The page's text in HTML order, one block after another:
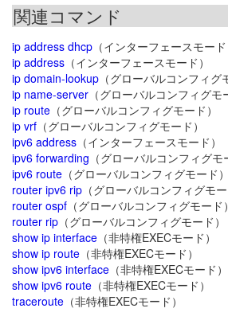
関連コマンド
ip address dhcp （インターフェースモード
ip address （インターフェースモード）
ip domain-lookup （グローバルコンフィグ
ip name-server （グローバルコンフィグモ
ip route （グローバルコンフィグモード）
ip vrf （グローバルコンフィグモード）
ipv6 address （インターフェースモード）
ipv6 forwarding （グローバルコンフィグモ
ipv6 route （グローバルコンフィグモード）
router ipv6 rip （グローバルコンフィグモー
router ospf （グローバルコンフィグモード）
router rip （グローバルコンフィグモード）
show ip interface （非特権EXECモード）
show ip route （非特権EXECモード）
show ipv6 interface （非特権EXECモード）
show ipv6 route （非特権EXECモード）
traceroute （非特権EXECモード）